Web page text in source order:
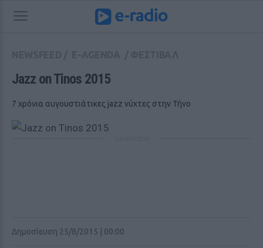
Jazz on Tinos 2015
7 χρόνια αυγουστιάτικες jazz νύχτες στην Τήνο
Δημοσίευση 25/8/2015 | 00:00